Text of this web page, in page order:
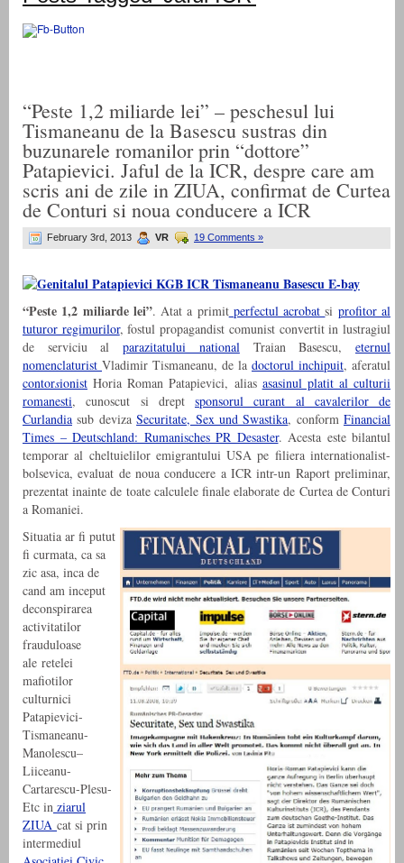
“Peste 1,2 miliarde lei” – peschesul lui
Tismaneanu de la Basescu sustras din
buzunarele romanilor prin “dottore”
Patapievici. Jaful de la ICR, despre care am
scris ani de zile in ZIUA, confirmat de Curtea
de Conturi si noua conducere a ICR
February 3rd, 2013 VR 19 Comments »
“Peste 1,2 miliarde lei”. Atat a primitperfectul acrobatsi profitor al
tuturor regimurilor, fostul propagandist comunist convertit in lustragiul
de serviciu alparazitatului nationalTraian Basescu,eternul
nomenclaturist Vladimir Tismaneanu, de la doctorul inchipuit, aferatul
contorsionist Horia Roman Patapievici, alias asasinul platit al culturii
romanesti, cunoscut si drept sponsorul curant al cavalerilor de
Curlandia sub devizaSecuritate, Sex und Swastika, conform Financial
Times – Deutschland: Rumanisches PR Desaster. Acesta este bilantul
temporar al cheltuielilor emigrantului USA pe filiera internationalist-
bolsevica, evaluat de noua conducere a ICR intr-un Raport preliminar,
prezentat inainte de toate calculele finale elaborate de Curtea de Conturi
a Romaniei.
Situatia ar fi putut
fi curmata, ca sa
zic asa, inca de
cand am inceput
deconspirarea
activitatilor
frauduloase
ale retelei
mafiotilor
culturnici
Patapievici-
Tismaneanu-
Manolescu–
Liiceanu-
Cartarescu-Plesu-
Etc in ziarul
ZIUA cat si prin
intermediul